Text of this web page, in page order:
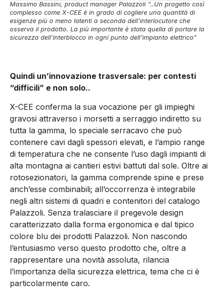
Massimo Bassini, product manager Palazzoli “..Un progetto così
complesso come X-CEE è in grado di cogliere una quantità di
esigenze più o meno latenti a seconda dell’interlocutore che
osserva il prodotto. La più importante è stata quella di portare la
sicurezza dell’interblocco in ogni punto dell’impianto elettrico”
Quindi un’innovazione trasversale: per contesti
“difficili” e non solo..
X-CEE conferma la sua vocazione per gli impieghi
gravosi attraverso i morsetti a serraggio indiretto su
tutta la gamma, lo speciale serracavo che può
contenere cavi dagli spessori elevati, e l’ampio range
di temperatura che ne consente l’uso dagli impianti di
alta montagna ai cantieri estivi battuti dal sole. Oltre ai
rotosezionatori, la gamma comprende spine e prese
anch’esse combinabili; all’occorrenza è integrabile
negli altri sistemi di quadri e contenitori del catalogo
Palazzoli. Senza tralasciare il pregevole design
caratterizzato dalla forma ergonomica e dal tipico
colore blu dei prodotti Palazzoli. Non nascondo
l’entusiasmo verso questo prodotto che, oltre a
rappresentare una novità assoluta, rilancia
l’importanza della sicurezza elettrica, tema che ci è
particolarmente caro.